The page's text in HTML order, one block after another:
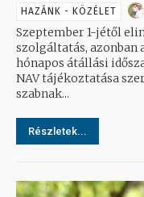
HAZÁNK - KÖZÉLET
Szeptember 1-jétől
szolgáltatás, azonban
hónapos átállási
NAV tájékoztatása
szabnak...
Részletek...